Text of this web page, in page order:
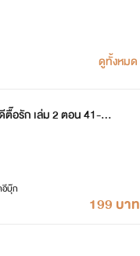
ดูทั้งหมด
เล่ม 2 ตอน 41-82
บุ๊ก
199 บาท